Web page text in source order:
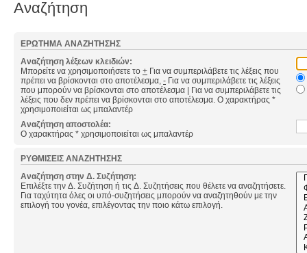
Αναζήτηση
ΕΡΏΤΗΜΑ ΑΝΑΖΉΤΗΣΗΣ
Αναζήτηση λέξεων κλειδιών:
Μπορείτε να χρησιμοποιήσετε το + Για να συμπεριλάβετε τις λέξεις που
πρέπει να βρίσκονται στο αποτέλεσμα, - Για να συμπεριλάβετε τις λέξεις
που μπορούν να βρίσκονται στο αποτέλεσμα | Για να συμπεριλάβετε τις
λέξεις που δεν πρέπει να βρίσκονται στο αποτέλεσμα. Ο χαρακτήρας *
χρησιμοποιείται ως μπαλαντέρ
Αναζήτηση αποστολέα:
Ο χαρακτήρας * χρησιμοποιείται ως μπαλαντέρ
ΡΥΘΜΊΣΕΙΣ ΑΝΑΖΉΤΗΣΗΣ
Αναζήτηση στην Δ. Συζήτηση:
Επιλέξτε την Δ. Συζήτηση ή τις Δ. Συζητήσεις που θέλετε να αναζητήσετε.
Για ταχύτητα όλες οι υπό-συζητήσεις μπορούν να αναζητηθούν με την
επιλογή του γονέα, επιλέγοντας την ποιο κάτω επιλογή.